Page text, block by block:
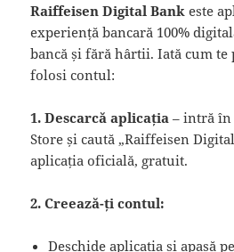
Raiffeisen Digital Bank este
experiență bancară 100%
bancă și fără hârtii. Iată cum
folosi contul:
1. Descarcă aplicația – intră în
Store și caută „Raiffeisen
aplicația oficială, gratuit.
2. Creează-ți contul:
Deschide aplicația și apasă